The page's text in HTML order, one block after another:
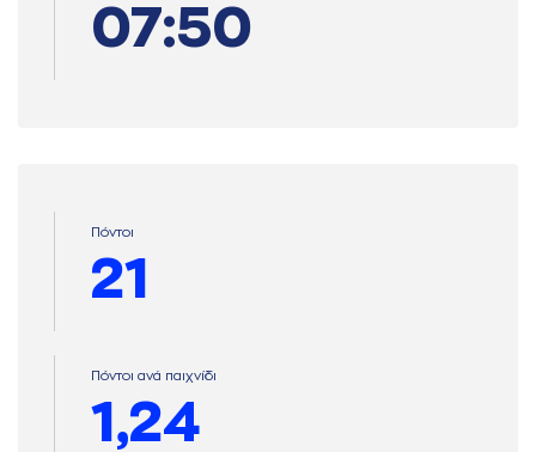
07:50
Πόντοι
21
Πόντοι ανά παιχνίδι
1,24